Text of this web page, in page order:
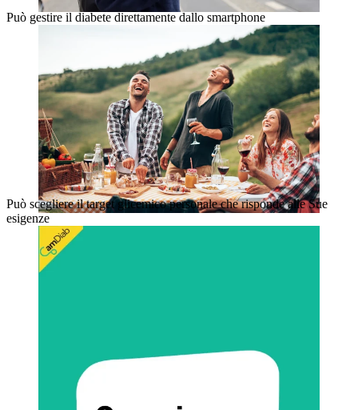
Può gestire il diabete direttamente dallo smartphone
Può scegliere il target glicemico personale che risponde alle Sue
esigenze